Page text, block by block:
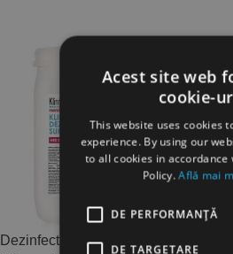
Dezinfectant suprafete
Acest site web
cookie-
This website uses cookies
experience. By using our
to all cookies in accordance
Policy.Află mai
DE PERFORMANȚĂ
DE TARGETARE